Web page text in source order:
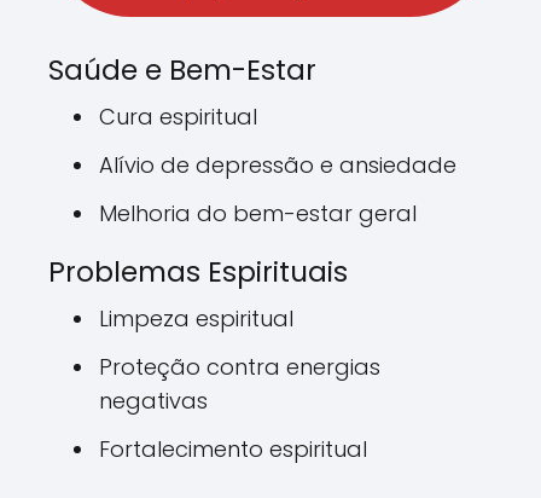
Saúde e Bem-Estar
Cura espiritual
Alívio de depressão e ansiedade
Melhoria do bem-estar geral
Problemas Espirituais
Limpeza espiritual
Proteção contra energias
negativas
Fortalecimento espiritual